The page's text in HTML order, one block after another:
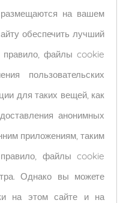
на вашем
обеспечить лучший
правило, файлы cookie
пользовательских
для таких вещей, как
анонимных
приложениям, таким
файлы cookie
Однако вы можете
на этом сайте и на